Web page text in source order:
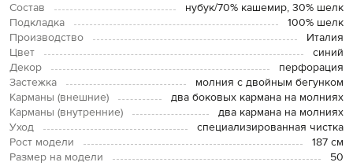
Состав
нубук/70% кашемир, 30% шелк
Подкладка
100% шелк
Производство
Италия
Цвет
синий
Декор
перфорация
Застежка
молния с двойным бегунком
Карманы (внешние)
два боковых кармана на молниях
Карманы (внутренние)
два кармана на молниях
Уход
специализированная чистка
Рост модели
187 см
Размер на модели
50